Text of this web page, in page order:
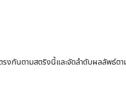
รงกันตามสตริงนี้และจัดลำดับผลลัพธ์ต